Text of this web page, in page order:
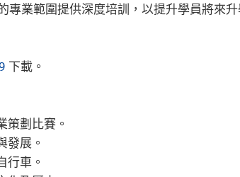
業範圍提供深度培訓，以提升學員將來
下載。
策劃比賽。
發展。
行車。